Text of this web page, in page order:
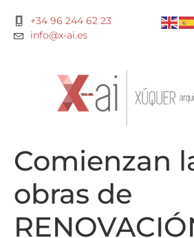
+34 96 244 62 23
info@x-ai.es
Comienzan
obras de